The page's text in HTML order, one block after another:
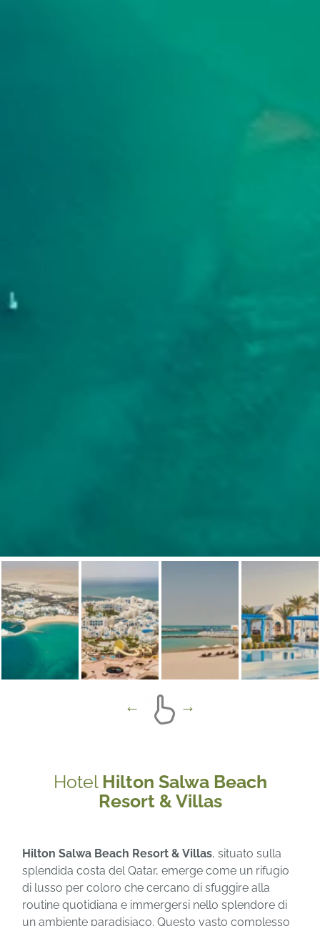
Hotel Hilton Salwa Beach
Resort & Villas
Hilton Salwa Beach Resort & Villas, situato sulla
splendida costa del Qatar, emerge come un rifugio
di lusso per coloro che cercano di sfuggire alla
routine quotidiana e immergersi nello splendore di
un ambiente paradisiaco. Questo vasto complesso